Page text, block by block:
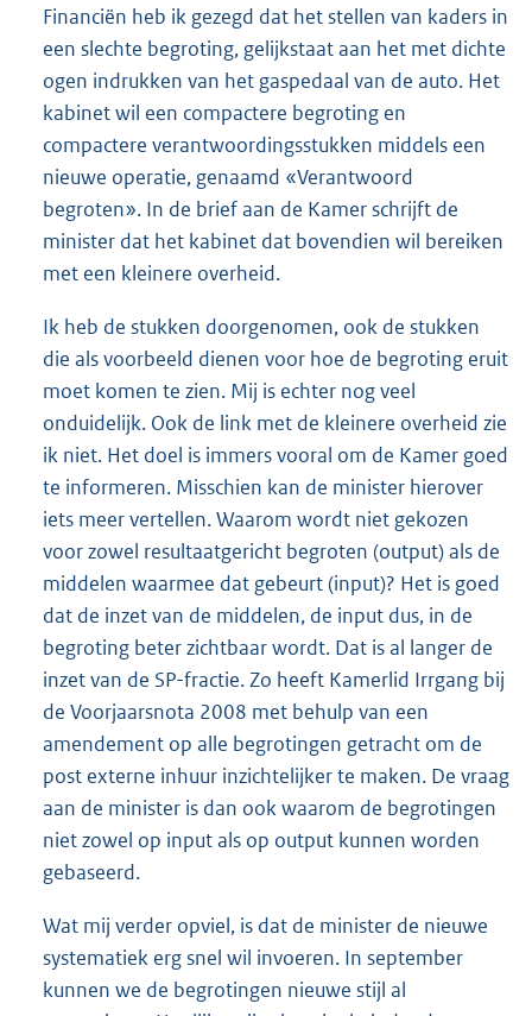
Financiën heb ik gezegd dat het stellen van kaders in
een slechte begroting, gelijkstaat aan het met dichte
ogen indrukken van het gaspedaal van de auto. Het
kabinet wil een compactere begroting en
compactere verantwoordingsstukken middels een
nieuwe operatie, genaamd «Verantwoord
begroten». In de brief aan de Kamer schrijft de
minister dat het kabinet dat bovendien wil bereiken
met een kleinere overheid.
Ik heb de stukken doorgenomen, ook de stukken
die als voorbeeld dienen voor hoe de begroting eruit
moet komen te zien. Mij is echter nog veel
onduidelijk. Ook de link met de kleinere overheid zie
ik niet. Het doel is immers vooral om de Kamer goed
te informeren. Misschien kan de minister hierover
iets meer vertellen. Waarom wordt niet gekozen
voor zowel resultaatgericht begroten (output) als de
middelen waarmee dat gebeurt (input)? Het is goed
dat de inzet van de middelen, de input dus, in de
begroting beter zichtbaar wordt. Dat is al langer de
inzet van de SP-fractie. Zo heeft Kamerlid Irrgang bij
de Voorjaarsnota 2008 met behulp van een
amendement op alle begrotingen getracht om de
post externe inhuur inzichtelijker te maken. De vraag
aan de minister is dan ook waarom de begrotingen
niet zowel op input als op output kunnen worden
gebaseerd.
Wat mij verder opviel, is dat de minister de nieuwe
systematiek erg snel wil invoeren. In september
kunnen we de begrotingen nieuwe stijl al